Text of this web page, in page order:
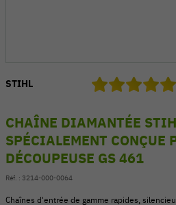
STIHL
CHAÎNE DIAMANTÉE
SPÉCIALEMENT CONÇUE
DÉCOUPEUSE GS 461
Réf. : 3214-000-0064
Chaînes d'entrée de gamme rapides,